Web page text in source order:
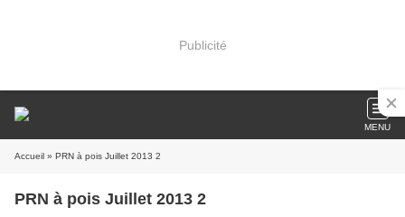
Publicité
MENU
Accueil » PRN à pois Juillet 2013 2
PRN à pois Juillet 2013 2